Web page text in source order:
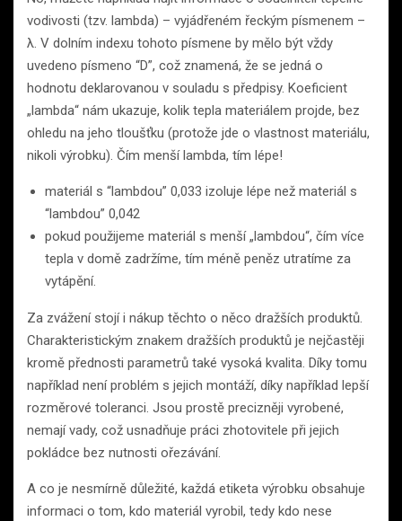
vodivosti (tzv. lambda) – vyjádřeném řeckým písmenem –
λ. V dolním indexu tohoto písmene by mělo být vždy
uvedeno písmeno “D”, což znamená, že se jedná o
hodnotu deklarovanou v souladu s předpisy. Koeficient
„lambda“ nám ukazuje, kolik tepla materiálem projde, bez
ohledu na jeho tloušťku (protože jde o vlastnost materiálu,
nikoli výrobku). Čím menší lambda, tím lépe!
materiál s “lambdou” 0,033 izoluje lépe než materiál s
“lambdou” 0,042
pokud použijeme materiál s menší „lambdou“, čím více
tepla v domě zadržíme, tím méně peněz utratíme za
vytápění.
Za zvážení stojí i nákup těchto o něco dražších produktů.
Charakteristickým znakem dražších produktů je nejčastěji
kromě přednosti parametrů také vysoká kvalita. Díky tomu
například není problém s jejich montáží, díky například lepší
rozměrové toleranci. Jsou prostě precizněji vyrobené,
nemají vady, což usnadňuje práci zhotovitele při jejich
pokládce bez nutnosti ořezávání.
A co je nesmírně důležité, každá etiketa výrobku obsahuje
informaci o tom, kdo materiál vyrobil, tedy kdo nese